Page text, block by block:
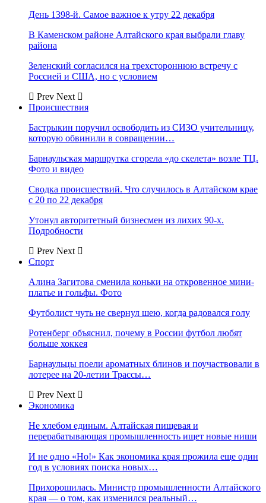
День 1398-й. Самое важное к утру 22 декабря
В Каменском районе Алтайского края выбрали главу
района
Зеленский согласился на трехстороннюю встречу с
Россией и США, но с условием
Prev Next
Происшествия
Бастрыкин поручил освободить из СИЗО учительницу,
которую обвинили в совращении…
Барнаульская маршрутка сгорела «до скелета» возле ТЦ.
Фото и видео
Сводка происшествий. Что случилось в Алтайском крае
с 20 по 22 декабря
Утонул авторитетный бизнесмен из лихих 90-х.
Подробности
Prev Next
Спорт
Алина Загитова сменила коньки на откровенное мини-
платье и гольфы. Фото
Футболист чуть не свернул шею, когда радовался голу
Ротенберг объяснил, почему в России футбол любят
больше хоккея
Барнаульцы поели ароматных блинов и поучаствовали в
лотерее на 20-летии Трассы…
Prev Next
Экономика
Не хлебом единым. Алтайская пищевая и
перерабатывающая промышленность ищет новые ниши
И не одно «Но!» Как экономика края прожила еще один
год в условиях поиска новых…
Прихорошилась. Министр промышленности Алтайского
края — о том, как изменился реальный…